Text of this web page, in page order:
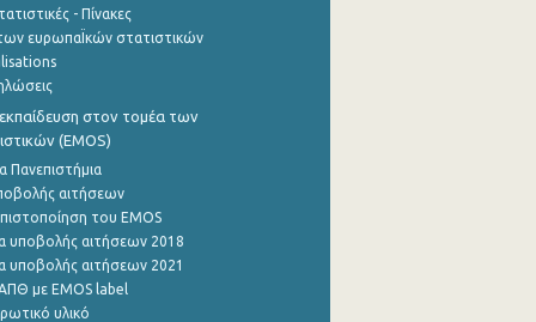
- Πίνακες
ευρωπαΪκών στατιστικών
στον τομέα των
(EMOS)
Πανεπιστήμια
αιτήσεων
του EMOS
υποβολής αιτήσεων 2018
υποβολής αιτήσεων 2021
με EMOS label
υλικό